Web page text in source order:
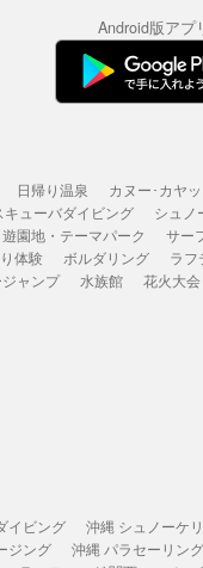
Android版アプ
日帰り温泉
カヌー･カヤ
キューバダイビング
シュノ
遊園地・テーマパーク
サー
体験 ボルダリング
ラフ
ャンプ 水族館 花火大会
イビング
沖縄 シュノーケ
ジング
沖縄 パラセーリング